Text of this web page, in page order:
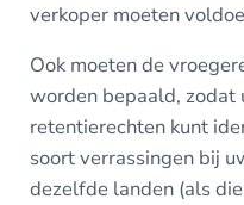
verkoper moeten
Ook moeten de
worden bepaald,
retentierechten kunt
soort verrassingen bij
dezelfde landen (als